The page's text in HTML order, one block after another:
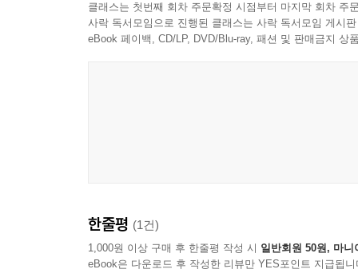
클래스는 첫번째 회차 주문확정 시점부터 마지막 회차 주
사락 독서모임으로 진행된 클래스는 사락 독서모임 게시
eBook 페이백, CD/LP, DVD/Blu-ray, 패션 및 판매금지 상
한줄평 (1건)
1,000원 이상 구매 후 한줄평 작성 시 일반회원 50원, 마니
eBook은 다운로드 후 작성한 리뷰만 YES포인트 지급됩니